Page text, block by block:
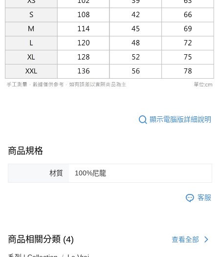
客戶支援中心」
https://netprotections.freshdesk.com/support/home
【注意事項】
１．透過由恩沛科技股份有限公司提供之「AFTEE先享後付」服務完成之交
易，需依本服務之必要範圍內提供個人資料，並將交易相關給付款項請求債
２．關於個人資料處理事宜，請瀏覽以下網址：
https://aftee.tw/terms/#terms3
３．未成年的使用者請事先徵得法定代理人或監護人之同意方可使用
「AFTEE先享後付」，若未經同意申辦者引起之損失，本公司不負相關責
顯示電腦版詳細說明
商品規格
材質 100%尼龍
客服
商品相關分類 (4) 查看全部